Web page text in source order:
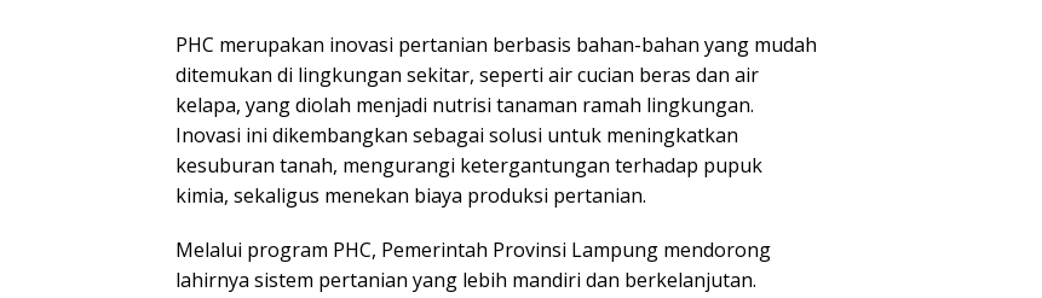
PHC merupakan inovasi pertanian berbasis bahan-bahan yang mudah
ditemukan di lingkungan sekitar, seperti air cucian beras dan air
kelapa, yang diolah menjadi nutrisi tanaman ramah lingkungan.
Inovasi ini dikembangkan sebagai solusi untuk meningkatkan
kesuburan tanah, mengurangi ketergantungan terhadap pupuk
kimia, sekaligus menekan biaya produksi pertanian.
Melalui program PHC, Pemerintah Provinsi Lampung mendorong
lahirnya sistem pertanian yang lebih mandiri dan berkelanjutan.